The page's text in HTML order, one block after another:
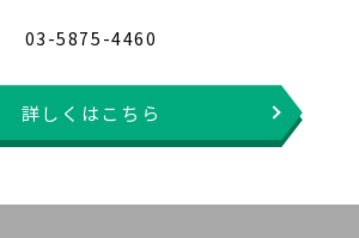
03-5875-4460
詳しくはこちら